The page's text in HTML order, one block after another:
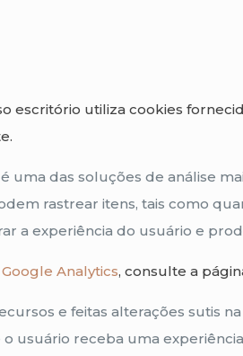
escritório utiliza cookies
uma das soluções de análise
rastrear itens, tais como
a experiência do usuário e
Google Analytics, consulte a
e feitas alterações sutis
usuário receba uma